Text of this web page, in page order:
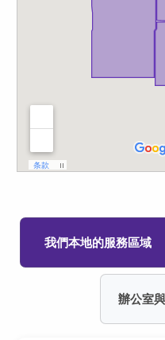
我們本地的服務區域
辦公室